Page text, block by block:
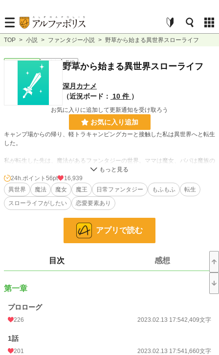
TOP > 小説 > ファンタジー小説 > 野草から始まる異世界スローライフ
ファンタジー 連載中 長編
野草から始まる異世界スローライフ
深月カナメ
（近況ボード：
10 件 ）
お気に入りに追加して更新通知を受け取ろう
お気に入り追加
キャンプ場からの帰り、軽トラキャンピングカーと接触した私は異世界へと転生
した。
私が転生した先は、魔法があるファンタジーの世界。ママは魔女、パパは魔族の
間に生まれた私の名前はエルバ。
そんな私には「博士」という植物に詳しいスキルと、育成ゲームの様なエルバ畑
のスキルを持っていた。
な植物のタネを畑に植えたい！
エルバのスローライフがいま始まった。
14,957 位 / 228,786 件
24h.ポイント
24h.ポイント 56pt
16,939
異世界
魔法 魔女 魔王 日常ファンタジー もふもふ
転生
スローライフがしたい
恋愛要素あり
アプリで読む
目次 感想
第一章
プロローグ
226 2023.02.13 17:542,409文字
1話
201 2023.02.13 17:541,660文字